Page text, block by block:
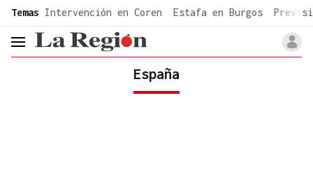
common.go-to-content
Temas Intervención en Coren Estafa en Burgos
header.menu.open
España